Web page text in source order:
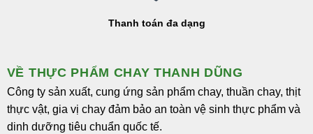
Thanh toán đa dạng
VỀ THỰC PHẨM CHAY THANH DŨNG
Công ty sản xuất, cung ứng sản phẩm chay, thuần chay, thịt
thực vật, gia vị chay đảm bảo an toàn vệ sinh thực phẩm và
dinh dưỡng tiêu chuẩn quốc tế.